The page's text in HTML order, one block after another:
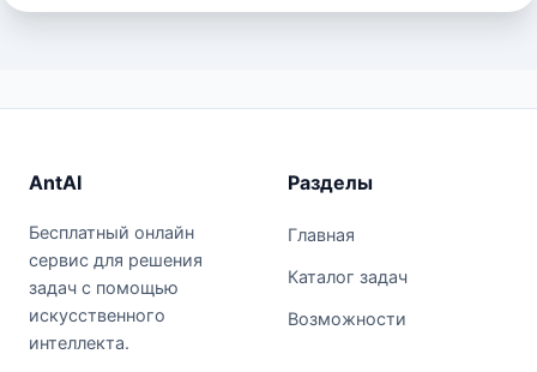
AntAI
Бесплатный онлайн
сервис для решения
задач с помощью
искусственного
интеллекта.
Разделы
Главная
Каталог задач
Возможности